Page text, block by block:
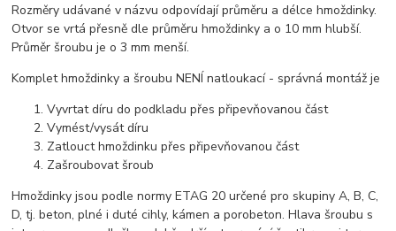
Rozměry udávané v názvu odpovídají průměru a délce hmoždinky.
Otvor se vrtá přesně dle průměru hmoždinky a o 10 mm hlubší.
Průměr šroubu je o 3 mm menší.
Komplet hmoždinky a šroubu NENÍ natloukací - správná montáž je
Vyvrtat díru do podkladu přes připevňovanou část
Vymést/vysát díru
Zatlouct hmoždinku přes připevňovanou část
Zašroubovat šroub
Hmoždinky jsou podle normy ETAG 20 určené pro skupiny A, B, C,
D, tj. beton, plné i duté cihly, kámen a porobeton. Hlava šroubu s